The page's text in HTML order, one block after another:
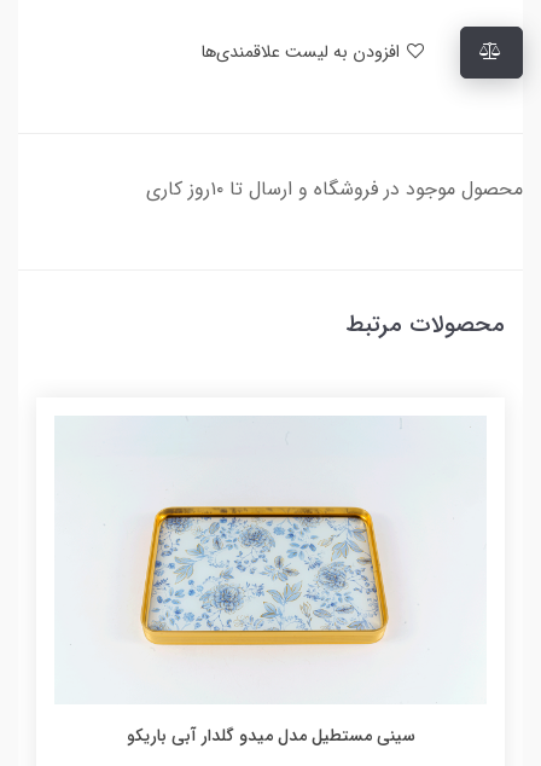
محصول موجود در فروشگاه و ارسال تا ۱۰روز کاری
محصولات مرتبط
سینی مستطیل مدل میدو گلدار آبی باریکو